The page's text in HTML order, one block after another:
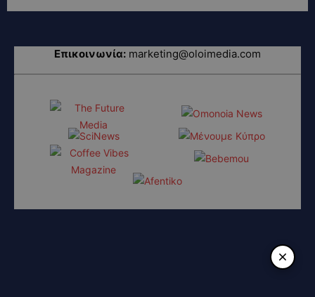
Επικοινωνία: marketing@oloimedia.com